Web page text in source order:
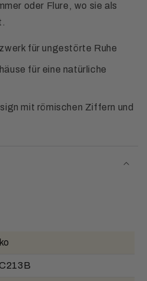
oder Flure, wo sie als
für ungestörte Ruhe
für eine natürliche
mit römischen Ziffern und